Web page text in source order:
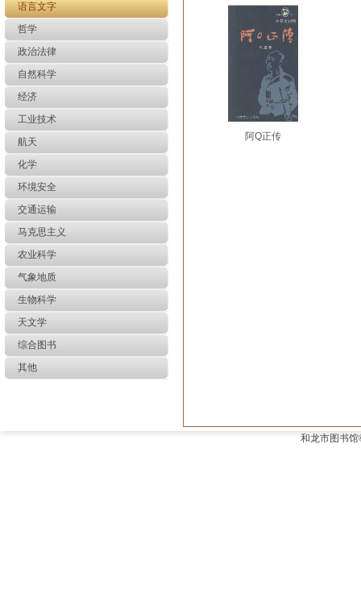
语言文字
哲学
政治法律
自然科学
经济
工业技术
航天
化学
环境安全
交通运输
马克思主义
农业科学
气象地质
生物科学
天文学
综合图书
其他
阿Q正传
和龙市图书